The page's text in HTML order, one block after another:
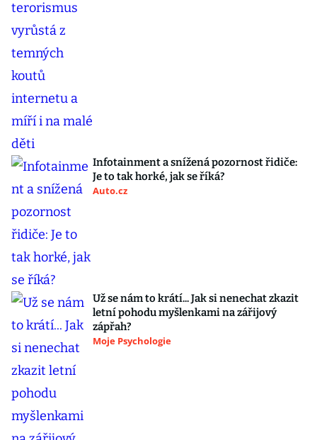
Infotainment a snížená pozornost řidiče:
Je to tak horké, jak se říká?
Auto.cz
Už se nám to krátí... Jak si nenechat zkazit
letní pohodu myšlenkami na zářijový
zápřah?
Moje Psychologie